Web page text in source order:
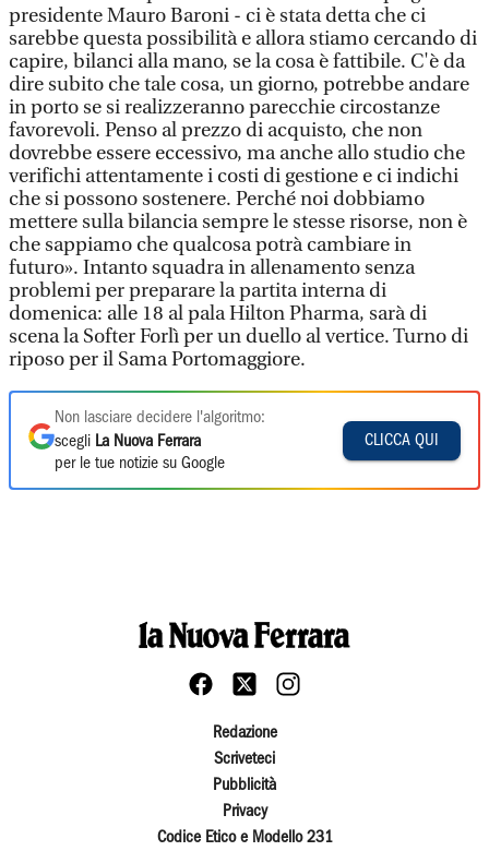
presidente Mauro Baroni - ci è stata detta che ci
sarebbe questa possibilità e allora stiamo cercando di
capire, bilanci alla mano, se la cosa è fattibile. C'è da
dire subito che tale cosa, un giorno, potrebbe andare
in porto se si realizzeranno parecchie circostanze
favorevoli. Penso al prezzo di acquisto, che non
dovrebbe essere eccessivo, ma anche allo studio che
verifichi attentamente i costi di gestione e ci indichi
che si possono sostenere. Perché noi dobbiamo
mettere sulla bilancia sempre le stesse risorse, non è
che sappiamo che qualcosa potrà cambiare in
futuro». Intanto squadra in allenamento senza
problemi per preparare la partita interna di
domenica: alle 18 al pala Hilton Pharma, sarà di
scena la Softer Forlì per un duello al vertice. Turno di
riposo per il Sama Portomaggiore.
Non lasciare decidere l'algoritmo:
scegli La Nuova Ferrara
per le tue notizie su Google
CLICCA QUI
Redazione
Scriveteci
Pubblicità
Privacy
Codice Etico e Modello 231